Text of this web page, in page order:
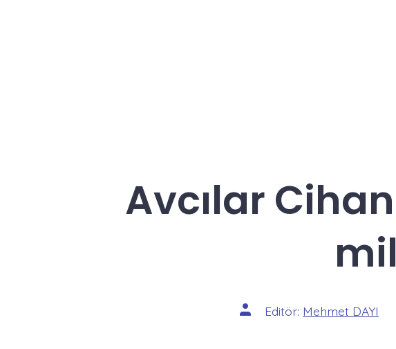
Avcılar
Yazının
yazarı
Editör: Mehmet DAYI